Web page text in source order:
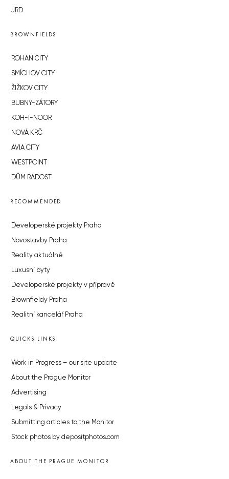
JRD
BROWNFIELDS
ROHAN CITY
SMÍCHOV CITY
ŽIŽKOV CITY
BUBNY-ZÁTORY
KOH-I-NOOR
NOVÁ KRČ
AVIA CITY
WESTPOINT
DŮM RADOST
RECOMMENDED
Developerské projekty Praha
Novostavby Praha
Reality aktuálně
Luxusní byty
Developerské projekty v přípravě
Brownfieldy Praha
Realitní kancelář Praha
QUICKS LINKS
Work in Progress – our site update
About the Prague Monitor
Advertising
Legals & Privacy
Submitting articles to the Monitor
Stock photos by depositphotos.com
ABOUT THE PRAGUE MONITOR